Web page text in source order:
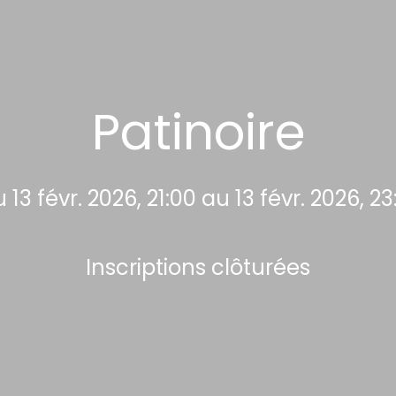
Patinoire
13 févr. 2026, 21:00 au 13 févr. 2026,
Inscriptions clôturées